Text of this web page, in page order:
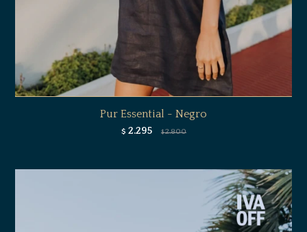
Pur Essential - Negro
$ 2.295 $ 2.800